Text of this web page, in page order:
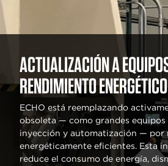
ACTUALIZACIÓN A
RENDIMIENTO ENERGÉTICO
ECHO está reemplazando
obsoleta — como grandes
inyección y automatización — por
energéticamente eficientes. Esta
reduce el consumo de energía,